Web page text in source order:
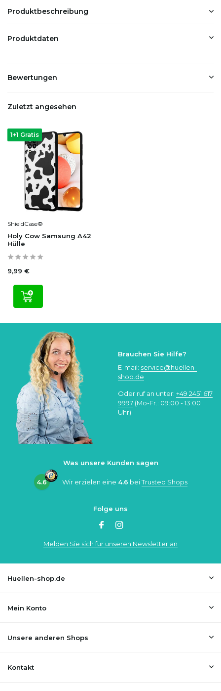
Produktbeschreibung
Produktdaten
Bewertungen
Zuletzt angesehen
1+1 Gratis
ShieldCase®
Holy Cow Samsung A42
Hülle
9,99 €
Brauchen Sie Hilfe?
E-mail: service@huellen-
shop.de
Oder ruf an unter: +49 2451 617
9997 (Mo-Fr.: 09:00 - 13:00
Uhr)
Was unsere Kunden sagen
4.6 Wir erzielen eine 4.6 beiTrusted Shops
Folge uns
Melden Sie sich für unseren Newsletter an
Huellen-shop.de
Mein Konto
Unsere anderen Shops
Kontakt